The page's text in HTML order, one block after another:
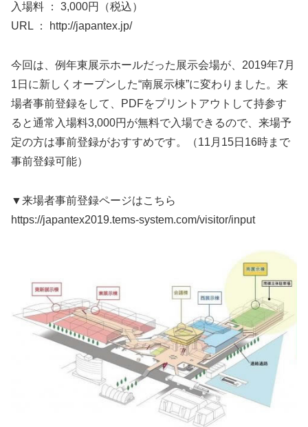
入場料 ： 3,000円（税込）
URL ：
http://japantex.jp/
今回は、例年東展示ホールだった展示会場が、2019年7月
1日に新しくオープンした“南展示棟”に変わりました。来
場者事前登録をして、PDFをプリントアウトして持参す
ると通常入場料3,000円が無料で入場できるので、来場予
定の方は事前登録がおすすめです。（11月15日16時まで
事前登録可能）
▼来場者事前登録ページはこちら
https://japantex2019.tems-system.com/visitor/input